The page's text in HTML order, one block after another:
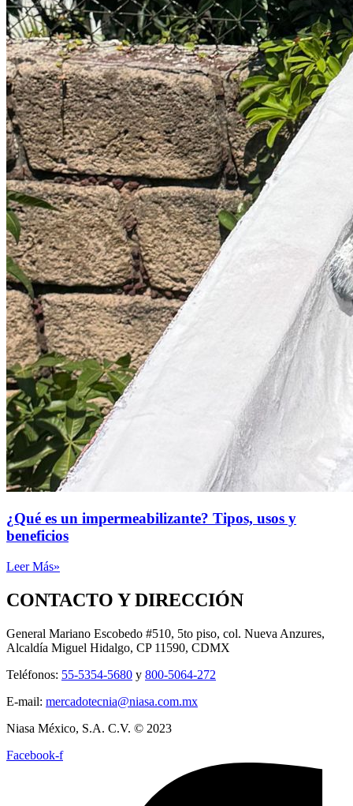
¿Qué es un impermeabilizante? Tipos, usos y
beneficios
Leer Más»
CONTACTO Y DIRECCIÓN
General Mariano Escobedo #510, 5to piso, col. Nueva Anzures,
Alcaldía Miguel Hidalgo, CP 11590, CDMX
Teléfonos: 55-5354-5680 y 800-5064-272
E-mail: mercadotecnia@niasa.com.mx
Niasa México, S.A. C.V. © 2023
Facebook-f